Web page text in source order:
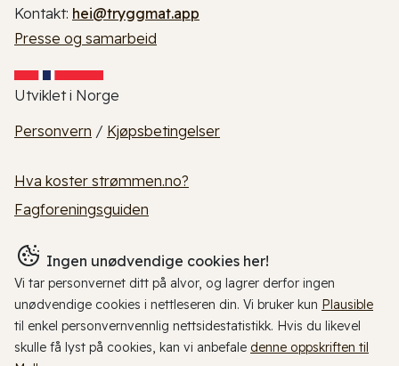
Kontakt: hei@tryggmat.app
Presse og samarbeid
Utviklet i Norge
Personvern / Kjøpsbetingelser
Hva koster strømmen.no?
Fagforeningsguiden
Ingen unødvendige cookies her!
Vi tar personvernet ditt på alvor, og lagrer derfor ingen
unødvendige cookies i nettleseren din. Vi bruker kun Plausible
til enkel personvernvennlig nettsidestatistikk. Hvis du likevel
skulle få lyst på cookies, kan vi anbefale denne oppskriften til